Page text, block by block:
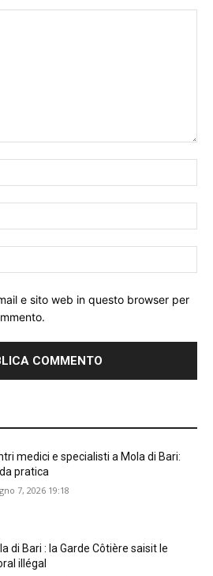
e sito web in questo browser per
medici e specialisti a Mola di Bari:
pratica
7, 2026 19:18
di Bari : la Garde Côtière saisit le
illégal